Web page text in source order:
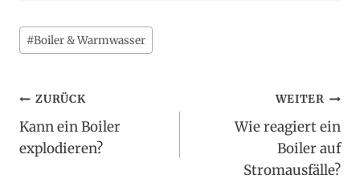
Schlagworte:
#Boiler & Warmwasser
Beitragsnavigation
ZURÜCK
Kann ein Boiler
explodieren?
WEITER
Wie reagiert ein
Boiler auf
Stromausfälle?